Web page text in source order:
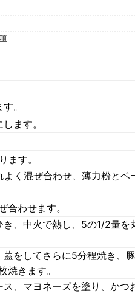
。
ます。
ます。
く混ぜ合わせ、薄力粉とベ
合わせます。
き、中火で熱し、5の1/2量
をしてさらに5分程焼き、
焼きます。
、マヨネーズを塗り、かつ